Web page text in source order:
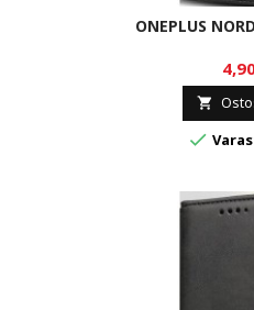
ONEPLUS

